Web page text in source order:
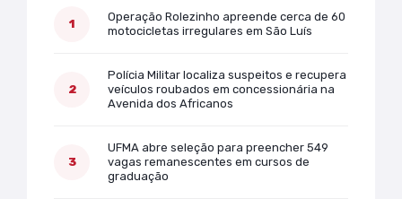
Operação Rolezinho apreende cerca de 60
motocicletas irregulares em São Luís
Polícia Militar localiza suspeitos e recupera
veículos roubados em concessionária na
Avenida dos Africanos
UFMA abre seleção para preencher 549
vagas remanescentes em cursos de
graduação